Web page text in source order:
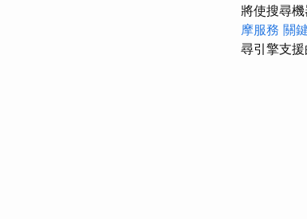
將使搜尋
摩服務 關
尋引擎支援